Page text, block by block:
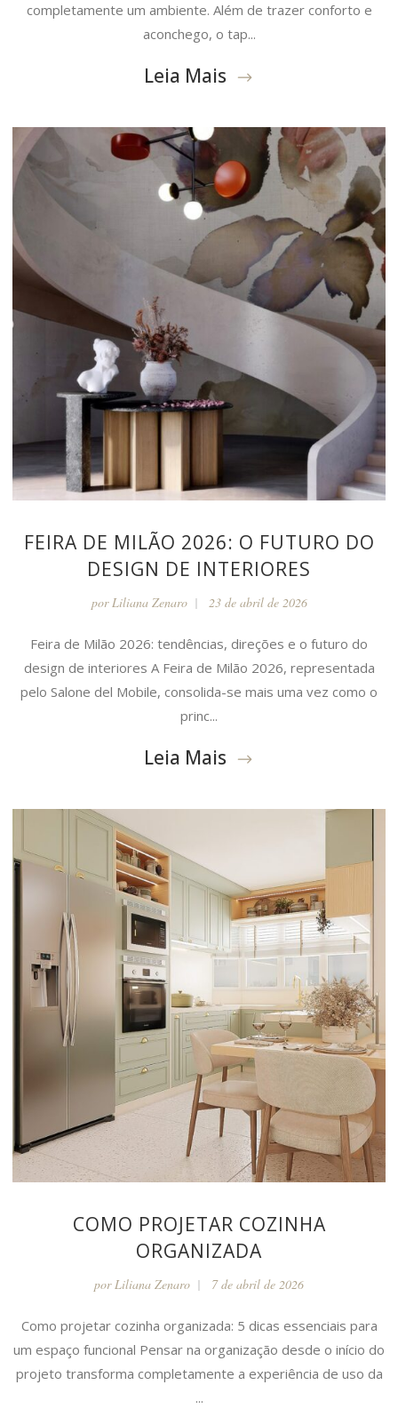
completamente um ambiente. Além de trazer conforto e
aconchego, o tap...
Leia Mais
FEIRA DE MILÃO 2026: O FUTURO DO
DESIGN DE INTERIORES
porLiliana Zenaro 23 de abril de 2026
Feira de Milão 2026: tendências, direções e o futuro do
design de interiores A Feira de Milão 2026, representada
pelo Salone del Mobile, consolida-se mais uma vez como o
princ...
Leia Mais
COMO PROJETAR COZINHA
ORGANIZADA
porLiliana Zenaro 7 de abril de 2026
Como projetar cozinha organizada: 5 dicas essenciais para
um espaço funcional Pensar na organização desde o início do
projeto transforma completamente a experiência de uso da
...